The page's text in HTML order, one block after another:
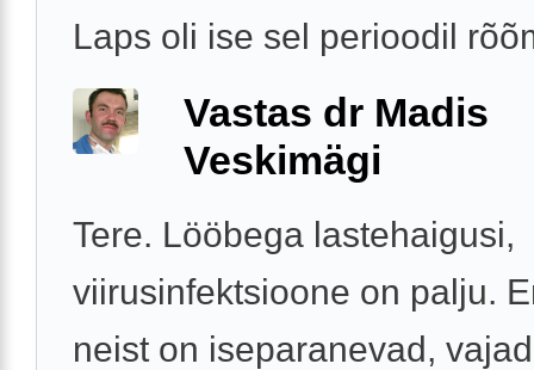
Laps oli ise sel perioodil
Vastas dr Madis
Veskimägi
Tere. Lööbega lastehaigusi,
viirusinfektsioone on palju.
neist on iseparanevad,